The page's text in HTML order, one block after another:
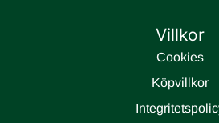
Villkor
Cookies
Köpvillkor